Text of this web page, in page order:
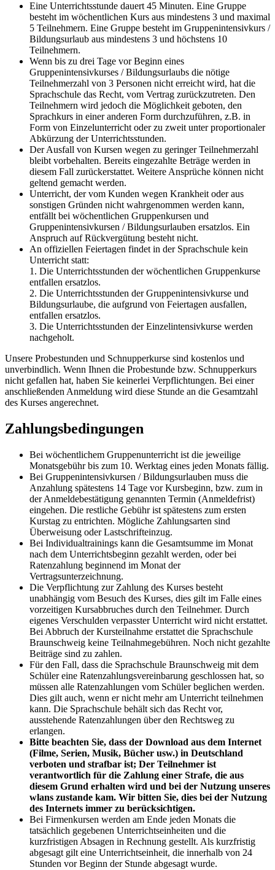
Eine Unterrichtsstunde dauert 45 Minuten. Eine Gruppe
besteht im wöchentlichen Kurs aus mindestens 3 und maximal
5 Teilnehmern. Eine Gruppe besteht im Gruppenintensivkurs /
Bildungsurlaub aus mindestens 3 und höchstens 10
Teilnehmern.
Wenn bis zu drei Tage vor Beginn eines
Gruppenintensivkurses / Bildungsurlaubs die nötige
Teilnehmerzahl von 3 Personen nicht erreicht wird, hat die
Sprachschule das Recht, vom Vertrag zurückzutreten. Den
Teilnehmern wird jedoch die Möglichkeit geboten, den
Sprachkurs in einer anderen Form durchzuführen, z.B. in
Form von Einzelunterricht oder zu zweit unter proportionaler
Abkürzung der Unterrichtsstunden.
Der Ausfall von Kursen wegen zu geringer Teilnehmerzahl
bleibt vorbehalten. Bereits eingezahlte Beträge werden in
diesem Fall zurückerstattet. Weitere Ansprüche können nicht
geltend gemacht werden.
Unterricht, der vom Kunden wegen Krankheit oder aus
sonstigen Gründen nicht wahrgenommen werden kann,
entfällt bei wöchentlichen Gruppenkursen und
Gruppenintensivkursen / Bildungsurlauben ersatzlos. Ein
Anspruch auf Rückvergütung besteht nicht.
An offiziellen Feiertagen findet in der Sprachschule kein
Unterricht statt:
1. Die Unterrichtsstunden der wöchentlichen Gruppenkurse
entfallen ersatzlos.
2. Die Unterrichtsstunden der Gruppenintensivkurse und
Bildungsurlaube, die aufgrund von Feiertagen ausfallen,
entfallen ersatzlos.
3. Die Unterrichtsstunden der Einzelintensivkurse werden
nachgeholt.
Unsere Probestunden und Schnupperkurse sind kostenlos und
unverbindlich. Wenn Ihnen die Probestunde bzw. Schnupperkurs
nicht gefallen hat, haben Sie keinerlei Verpflichtungen. Bei einer
anschließenden Anmeldung wird diese Stunde an die Gesamtzahl
des Kurses angerechnet.
Zahlungsbedingungen
Bei wöchentlichem Gruppenunterricht ist die jeweilige
Monatsgebühr bis zum 10. Werktag eines jeden Monats fällig.
Bei Gruppenintensivkursen / Bildungsurlauben muss die
Anzahlung spätestens 14 Tage vor Kursbeginn, bzw. zum in
der Anmeldebestätigung genannten Termin (Anmeldefrist)
eingehen. Die restliche Gebühr ist spätestens zum ersten
Kurstag zu entrichten. Mögliche Zahlungsarten sind
Überweisung oder Lastschrifteinzug.
Bei Individualtrainings kann die Gesamtsumme im Monat
nach dem Unterrichtsbeginn gezahlt werden, oder bei
Ratenzahlung beginnend im Monat der
Vertragsunterzeichnung.
Die Verpflichtung zur Zahlung des Kurses besteht
unabhängig vom Besuch des Kurses, dies gilt im Falle eines
vorzeitigen Kursabbruches durch den Teilnehmer. Durch
eigenes Verschulden verpasster Unterricht wird nicht erstattet.
Bei Abbruch der Kursteilnahme erstattet die Sprachschule
Braunschweig keine Teilnahmegebühren. Noch nicht gezahlte
Beiträge sind zu zahlen.
Für den Fall, dass die Sprachschule Braunschweig mit dem
Schüler eine Ratenzahlungsvereinbarung geschlossen hat, so
müssen alle Ratenzahlungen vom Schüler beglichen werden.
Dies gilt auch, wenn er nicht mehr am Unterricht teilnehmen
kann. Die Sprachschule behält sich das Recht vor,
ausstehende Ratenzahlungen über den Rechtsweg zu
erlangen.
Bitte beachten Sie, dass der Download aus dem Internet
(Filme, Serien, Musik, Bücher usw.) in Deutschland
verboten und strafbar ist; Der Teilnehmer ist
verantwortlich für die Zahlung einer Strafe, die aus
diesem Grund erhalten wird und bei der Nutzung unseres
wlans zustande kam. Wir bitten Sie, dies bei der Nutzung
des Internets immer zu berücksichtigen.
Bei Firmenkursen werden am Ende jeden Monats die
tatsächlich gegebenen Unterrichtseinheiten und die
kurzfristigen Absagen in Rechnung gestellt. Als kurzfristig
abgesagt gilt eine Unterrichtseinheit, die innerhalb von 24
Stunden vor Beginn der Stunde abgesagt wurde.